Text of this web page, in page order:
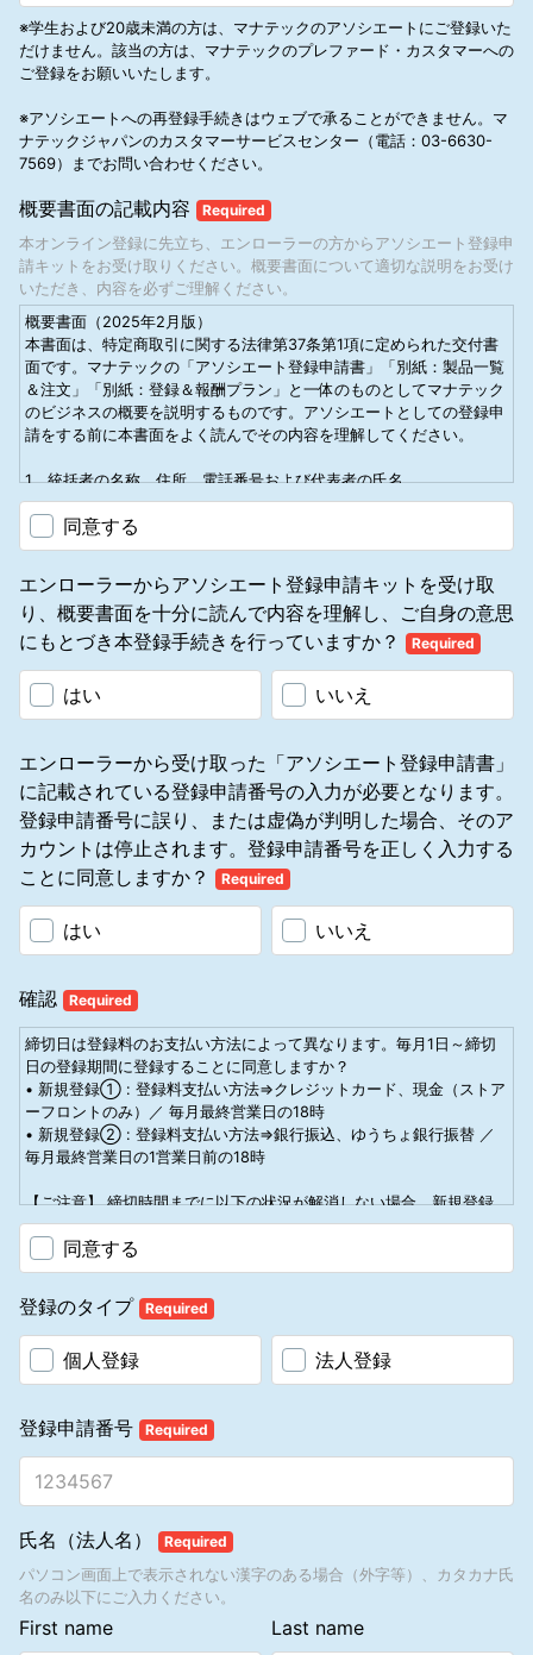
（または）顧客への小売りのために製品を購入し、特定の購入必要額
を達成することで報酬プランに基づいてコミッションを得ることがで
きます。アソシエートには次のような権利があり、また責任を負いま
す。
ナテック製品の売上によるコミッションを得ることができます。
1.2.2 アソシエートは、法律や税制上などすべての点において、独立
した事業者です。アソシエートと当社の間には、雇用関係やパートナ
ートは、当社従業員に与えられる恩恵を受け取ることはできません。
売上やコミッションによる所得の申告や納税についても、アソシエー
ト個人が全責任を負います。アソシエートは、税務処理のために、各
自で帳簿等を記録し、保管する必要があります。アソシエートは、本
規約に違反しない方法で時間の使い方や販売の仕方を自身で自由に決
めることができます。
1.2.3 アソシエートは、各自で債務、経費などに関わる何らかの契約
を行う際に、当社の名称を使用することはできません。負債の借用書
や経費の領収書などにも当社の名称を使用することはできません。ま
た、当社の名称で銀行口座を開設することもできません。
1.2.4 当社は、アソシエートの負債あるいは責任に対し、その内容の
1.2.5 アソシエートは、常に、書面上および口頭において、自分の立
場が「インディペンデント・アソシエート」であることを称する義務
があります。
1.2.6 当社には、本規約遵守を確認するために、アソシエートに対
し、当該アソシエートのビジネスやダウンラインに関する情報を要求
する権利があります。
1.2.7 コミッションは小売りおよびアソシエート自身の組織内の製品
流通に対してのみ支払われます。アソシエートが、他のアソシエート
をスポンサーしたり、他のアソシエートが当社の報酬プランに継続し
て参加していることに対して利益を得たり、コミッションが支払われ
たりすることはありません。また、単に報酬プランに参加しているだ
1.2.8 アソシエートは、マナテック・ビジネスを遂行するにあたり、
すべての適用される法律および条例を遵守する義務があります。
1.2.9 アソシエートは、他のアソシエートまたはアソシエート候補者
に対して、当社が認めていない方法で、当社の製品、サービスおよび
ビジネスの機会を広告、宣伝および販売してはなりません。
1.2.10アソシエートは、マナテック･ビジネスを展開する際に、当社に
よって解約されたアソシエート、または解約されたアソシエートのパ
ートナー※によるビジネス・サポートを受けてはなりません。（※パー
トナーとは、登録申請者と1つのアカウント番号を共有し、一緒にビ
しているポジションを解約し、12カ月経過後にパートナー登録が可能
となります。当社は、パートナー登録申請・変更を、当社の判断で拒
否する権利を有します。）
1.2.11 アソシエートは、アソシエート自身の代理人、またはパートナ
ーであっても、当社が本規約を逸脱して行動していると判断した人物
によるビジネス･サポートを受けてはなりません。
1.2.12 アソシエートは当社のインディペンデント・アソシエートであ
る間は、M5M財団の役員、取締役、または従業員になることはでき
1.3 アソシエート登録申請書とアカウント番号
1.3.1 アソシエートになることを希望するすべての個人および法人
は、アソシエート登録申請書に本人が署名した上で、当社に提出する
必要があります。なお、当社には独自の裁量により、一切の説明な
く、いかなる申請に対してもその受け入れを拒絶する権利がありま
す。一人の個人が複数のアカウントを所有することはできません。
（法人登録は除く。）20歳未満の方と学生の申請は受理されません。
虚偽の内容で申請された場合、また登録後に虚偽申告が発覚した場
懲戒処分（アソシエート規約6.12項）の対象となります。
1.3.2 当社は必要事項が未記入のアソシエート登録申請書を独断で拒
絶する権利を有します。
1.3.3 当社へ提出するアソシエート登録申請書は、必要事項がすべて
記入され、申請者本人によって署名されなければなりません。登録住
所は、個人登録の場合には現住所、法人登録の場合には履歴事項全部
証明書に記載されている住所を記載しなければなりません。また、当
社はアソシエートに本人確認のための書面の提出を請求する権利を有
します。アソシエート登録申請書は、当社に受理された時点で有効と
なります。記入漏れ、または虚偽の記載事項がある場合、アソシエー
ト登録申請書は当社に受理されず、返却されない場合があります。
第三者への開示
マナテックは、法律上・司法機関の要請による場合を除き、本人の同
意を事前に得ることなく個人情報を第三者（マナテックの業務委託先
ナテックグループ内で総合的なサービスを行う目的で、アソシエート
の氏名、アカウント番号、住所、電話番号、メールアドレス、購入履
歴を米国マナテック社およびその子会社と共同利用し、その管理責任
アソシエートは、登録されたご自身の個人情報をマナテック所定の方
式により開示するよう請求することができます。その際、登録内容の
事実の誤りや不正確が判明した場合には、訂正、追加あるいは削除の
ご要求につき合理的な対応を行います。
個人情報に関するお問い合わせ窓口
マナテックは、個人情報の保護を図ります。個人情報に関するお問い
合わせ、苦情、開示･訂正･削除･利用停止等に関する請求窓口は、下
記のとおりです。
ラルタワー24F
電話番号 ： 03-6630-7569
担当部署 ： マナテックジャパン合同会社 カスタマーサービスセン
ター
本登録申請で必要な事項が記載されていない場合、あるいはこの「個
人情報の取り扱いについて」を承認されない場合は、マナテックが登
※学生および20歳未満の方は、マナテックのアソシエートにご登録いた
だけません。該当の方は、マナテックのプレファード・カスタマーへの
ご登録をお願いいたします。
※アソシエートへの再登録手続きはウェブで承ることができません。マ
ナテックジャパンのカスタマーサービスセンター（電話：03-6630-
7569）までお問い合わせください。
概要書面の記載内容 Required
本オンライン登録に先立ち、エンローラーの方からアソシエート登録申
請キットをお受け取りください。概要書面について適切な説明をお受け
いただき、内容を必ずご理解ください。
概要書面（2025年2月版）
本書面は、特定商取引に関する法律第37条第1項に定められた交付書
面です。マナテックの「アソシエート登録申請書」「別紙：製品一覧
＆注文」「別紙：登録＆報酬プラン」と一体のものとしてマナテック
のビジネスの概要を説明するものです。アソシエートとしての登録申
請をする前に本書面をよく読んでその内容を理解してください。
1．統括者の名称、住所、電話番号および代表者の氏名
1. 1 名称 マナテックジャパン合同会社
1. 2 所在地 〒108-0075 東京都港区港南2-16-3 品川グランドセン
トラルタワー
1. 3 電話番号 代表番号03-5459-7650/カスタマーサービスセンタ
ー03-6630-7569
1. 4 ジェネラルマネージャー 赤澤広生
「別紙：製品一覧＆注文」「別紙：登録＆報酬プラン」に記載のとお
りです。
3．製品の販売価格、製品の引渡し時期および方法、その他製品の販
売条件に関する重要な事項
本書面および「別紙：製品一覧＆注文」「別紙：登録＆報酬プラン」
に記載のとおりです。
4．特定利益に関する事項
アソシエートは、特定の購入必要額を達成することで「報酬プラン」
に基づきコミッションを得ることができます （「別紙：登録＆報酬
プラン」を参照）。
5.1 アソシエート資格登録料
提供先 マナテックジャパン合同会社
【登録料】3,300円（税込）
初めてアソシエートの資格を取得しようとする者は、登録料の支払い
が必要です。登録に際して製品購入の義務はありませんが、登録に伴
って製品を購入する場合、その費用も特定負担となります。製品の名
称、金額、種類およびその品質に関する重要な事項は「別紙：製品一
覧＆注文」に記載のとおりです。
提供の時期及び方法
アソシエート登録申請書を提出する前または同時に、現金（提供先で
あるマナテックの本社にて受領する場合のみ）、銀行振込またはゆう
ちょ銀行振替、あるいはクレジットカード（マナテックが受け付ける
クレジットカードに限ります）のいずれかでお支払いいただきます。
解約に関する条件
アソシエートは、いつでも、マナテック所定の「任意解約通知書」で
マナテックに通知することにより、何らの解約手数料、違約金その他
エート資格を解約できるものとします（アソシエート登録の解約また
は解除に伴う引渡済み製品の返品にかかる条件については、後述6.を
参照）。
提供先 マナテックジャパン合同会社
更新料および提供方法等
【更新料】3,300円（税込）
（1）アソシエートの資格期間は1年間です。アソシエートの資格を維
持する為には、登録した日を更新日とし、次の1年間のための更新を
同意する
エンローラーからアソシエート登録申請キットを受け取
り、概要書面を十分に読んで内容を理解し、ご自身の意思
にもとづき本登録手続きを行っていますか？
Required
はい いいえ
エンローラーから受け取った「アソシエート登録申請書」
に記載されている登録申請番号の入力が必要となります。
登録申請番号に誤り、または虚偽が判明した場合、そのア
カウントは停止されます。登録申請番号を正しく入力する
ことに同意しますか？
Required
はい いいえ
確認 Required
締切日は登録料のお支払い方法によって異なります。毎月1日～締切
日の登録期間に登録することに同意しますか？
• 新規登録① : 登録料支払い方法⇒クレジットカード、現金（ストア
ーフロントのみ）／ 毎月最終営業日の18時
• 新規登録② : 登録料支払い方法⇒銀行振込、ゆうちょ銀行振替 ／
毎月最終営業日の1営業日前の18時
【ご注意】 締切時間までに以下の状況が解消しない場合、新規登録
日が翌月の扱いになります。
1. 締切時間までにクレジットカードの認証がおりない場合
2. 締切時間までに振込・振替金額の入金が弊社で確認できない、また
は入金金額に相違がある場合
3. 申請内容に不備等があり、締切時間までに修正が確認できない場合
同意する
登録のタイプ Required
個人登録 法人登録
登録申請番号 Required
氏名（法人名） Required
パソコン画面上で表示されない漢字のある場合（外字等）、カタカナ氏
名のみ以下にご入力ください。
Last name
First name